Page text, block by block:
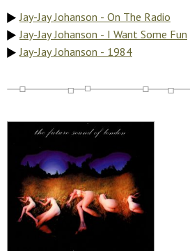
Jay-Jay Johanson - On The Radio
Jay-Jay Johanson - I Want Some Fun
Jay-Jay Johanson - 1984